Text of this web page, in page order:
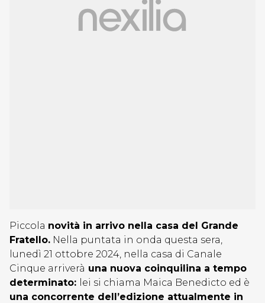
Piccola novità in arrivo nella casa del Grande
Fratello. Nella puntata in onda questa sera,
lunedì 21 ottobre 2024, nella casa di Canale
Cinque arriverà una nuova coinquilina a tempo
determinato: lei si chiama Maica Benedicto ed è
una concorrente dell’edizione attualmente in